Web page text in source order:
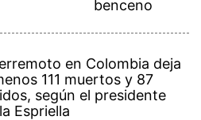
111 muertos y 87
según el presidente
Espriella